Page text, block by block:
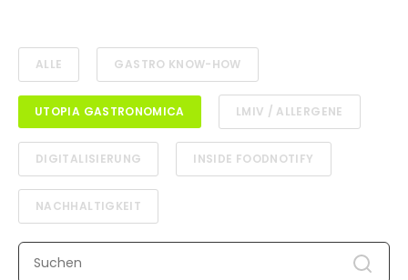
ALLE GASTRO KNOW-HOW
UTOPIA GASTRONOMICA LMIV / ALLERGENE
DIGITALISIERUNG INSIDE FOODNOTIFY
NACHHALTIGKEIT